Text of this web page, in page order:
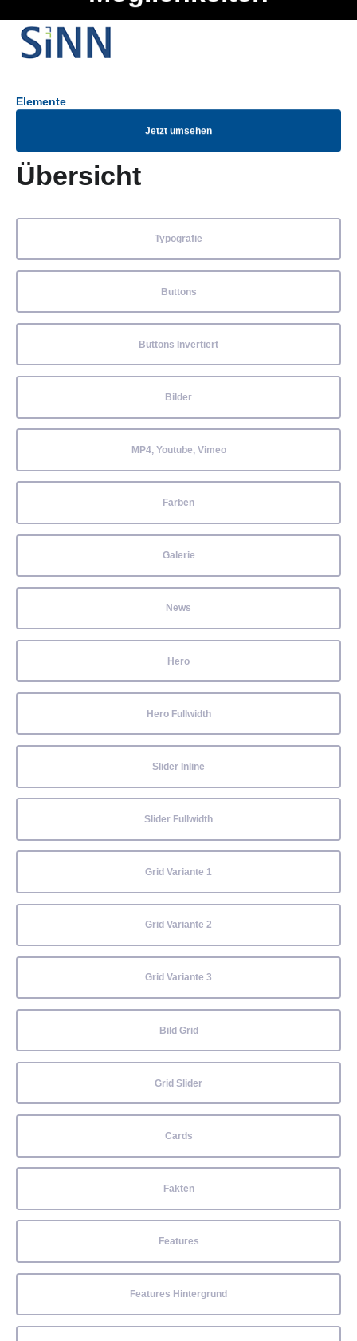
Ob Entwickler, Marketing Manager, SEO Spezialist oder fürs
eigene Projekt – auch ohne HTML Kenntnisse können alle
Jetzt umsehen
Elemente
Element- & Modul-
Übersicht
Typografie
Buttons
Buttons Invertiert
Bilder
MP4, Youtube, Vimeo
Farben
Galerie
News
Hero
Hero Fullwidth
Slider Inline
Slider Fullwidth
Grid Variante 1
Grid Variante 2
Grid Variante 3
Bild Grid
Grid Slider
Cards
Fakten
Features
Features Hintergrund